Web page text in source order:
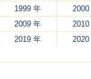
1999 年
2000
2009 年
2010
2019 年
2020